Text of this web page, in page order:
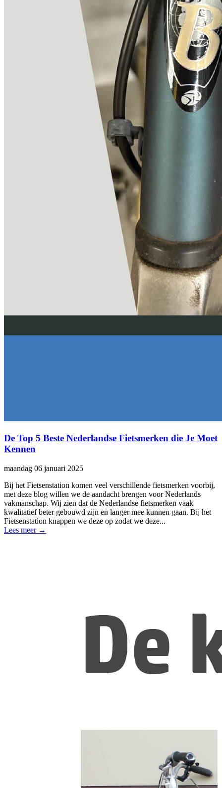
De Top 5 Beste Nederlandse Fietsmerken die Je Moet
Kennen
maandag 06 januari 2025
Bij het Fietsenstation komen veel verschillende fietsmerken voorbij,
met deze blog willen we de aandacht brengen voor Nederlands
vakmanschap. Wij zien dat de Nederlandse fietsmerken vaak
kwalitatief beter gebouwd zijn en langer mee kunnen gaan. Bij het
Fietsenstation knappen we deze op zodat we deze...
Lees meer →